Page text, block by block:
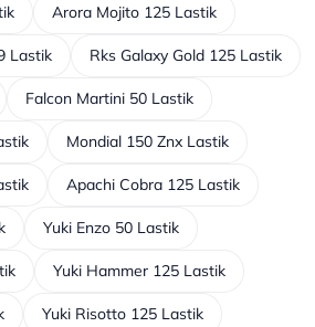
Arora Mojito 125 Lastik
Lastik Rks Galaxy Gold 125 Lastik
Falcon Martini 50 Lastik
Mondial 150 Znx Lastik
Apachi Cobra 125 Lastik
Yuki Enzo 50 Lastik
Yuki Hammer 125 Lastik
Yuki Risotto 125 Lastik